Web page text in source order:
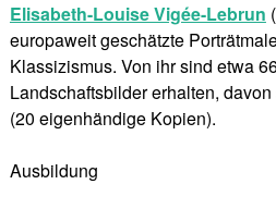
Elisabeth-Louise Vigée-Lebrun
europaweit geschätzte
Klassizismus. Von ihr sind etwa
Landschaftsbilder erhalten,
(20 eigenhändige Kopien).
Ausbildung